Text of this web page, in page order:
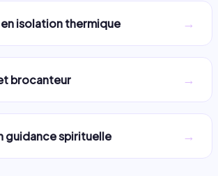
isolation thermique →
brocanteur →
guidance spirituelle →